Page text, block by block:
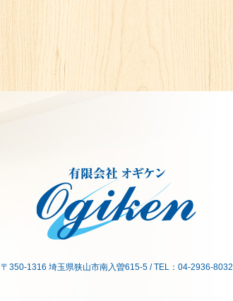
〒350-1316 埼玉県狭山市南入曽615-5 / TEL：04-2936-8032